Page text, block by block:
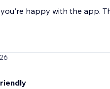
happy with the app.